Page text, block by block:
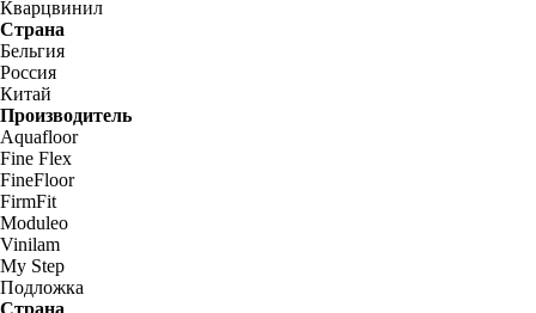
Кварцвинил
Страна
Бельгия
Россия
Китай
Производитель
Aquafloor
Fine Flex
FineFloor
FirmFit
Moduleo
Vinilam
My Step
Подложка
Страна